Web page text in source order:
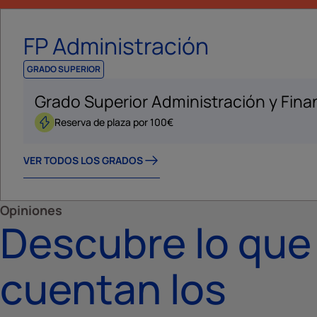
FP Administración
GRADO SUPERIOR
Grado Superior Administración y
Reserva de plaza por 100€
VER TODOS LOS GRADOS
Opiniones
Descubre lo que
cuentan los